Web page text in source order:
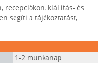
recepciókon, kiállítás- és
segíti a tájékoztatást,
1-2 munkanap